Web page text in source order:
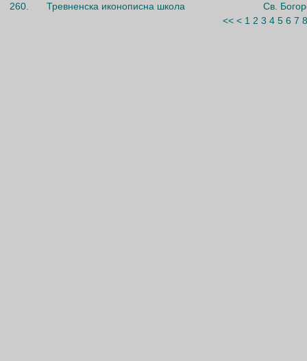
260.
Тревненска иконописна школа
Св.
<< < 1 2 3 4 5 6 7 8